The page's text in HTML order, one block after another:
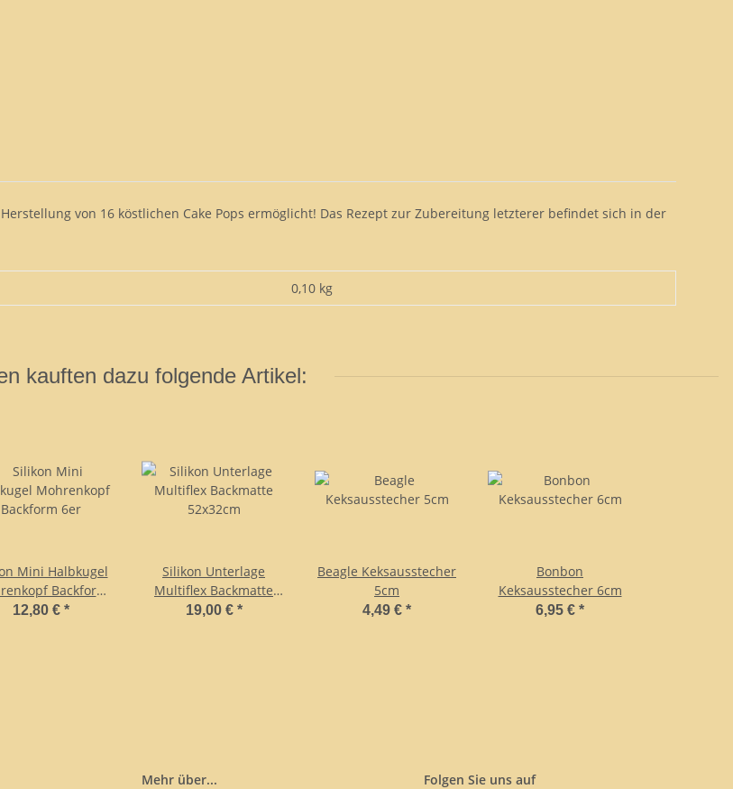
von 16 köstlichen Cake Pops ermöglicht! Das Rezept zur Zubereitung letzterer befindet sich in der
0,10 kg
kauften dazu folgende Artikel:
Mini Halbkugel
Backform
6er
12,80 € *
Silikon Unterlage
Multiflex Backmatte
52x32cm
19,00 € *
Beagle Keksausstecher
5cm
4,49 € *
Bonbon
Keksausstecher 6cm
6,95 € *
Mehr über... Folgen Sie uns auf